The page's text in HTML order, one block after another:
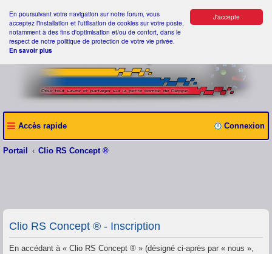
J'accepte
En poursuivant votre navigation sur notre forum, vous
acceptez l'installation et l'utilisation de cookies sur votre poste,
notamment à des fins d'optimisation et/ou de confort, dans le
respect de notre politique de protection de votre vie privée.
En savoir plus
Accès rapide Connexion
Portail Clio RS Concept ®
Clio RS Concept ® - Inscription
En accédant à « Clio RS Concept ® » (désigné ci-après par « nous »,